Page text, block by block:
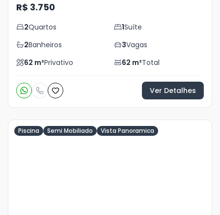
R$ 3.750
2Quartos 1Suíte
2Banheiros 3Vagas
62 m²Privativo 62 m²Total
Ver Detalhes
Piscina Semi Mobiliado Vista Panoramica